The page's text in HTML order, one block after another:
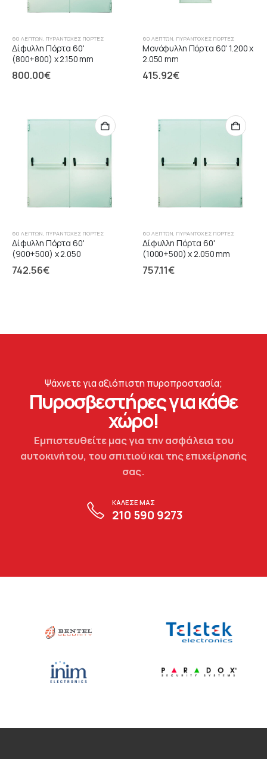
60 ΛΕΠΤΏΝ, ΠΥΡΆΝΤΟΧΕΣ ΠΌΡΤΕΣ
Δίφυλλη Πόρτα 60'
(800+800) x 2.150 mm
800.00€
60 ΛΕΠΤΏΝ, ΠΥΡΆΝΤΟΧΕΣ ΠΌΡΤΕΣ
Μονόφυλλη Πόρτα 60' 1.200 x
2.050 mm
415.92€
60 ΛΕΠΤΏΝ, ΠΥΡΆΝΤΟΧΕΣ ΠΌΡΤΕΣ
Δίφυλλη Πόρτα 60'
(900+500) x 2.050
742.56€
60 ΛΕΠΤΏΝ, ΠΥΡΆΝΤΟΧΕΣ ΠΌΡΤΕΣ
Δίφυλλη Πόρτα 60'
(1000+500) x 2.050 mm
757.11€
Ψάχνετε για αξιόπιστη πυροπροστασία;
Πυροσβεστήρες για κάθε
χώρο!
Εμπιστευθείτε μας για την ασφάλεια του
αυτοκινήτου, του σπιτιού και της επιχείρησής
σας.
ΚΑΛΕΣΕ ΜΑΣ
210 590 9273